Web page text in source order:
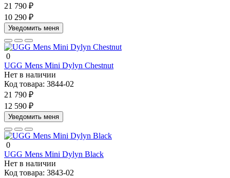
21 790 ₽
10 290 ₽
Уведомить меня
0
UGG Mens Mini Dylyn Chestnut
Нет в наличии
Код товара: 3844-02
21 790 ₽
12 590 ₽
Уведомить меня
0
UGG Mens Mini Dylyn Black
Нет в наличии
Код товара: 3843-02